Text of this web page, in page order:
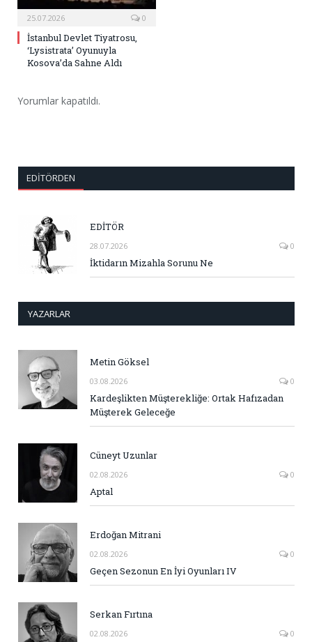
25.07.2026 0
İstanbul Devlet Tiyatrosu,
‘Lysistrata’ Oyunuyla
Kosova’da Sahne Aldı
Yorumlar kapatıldı.
EDITÖRDEN
EDİTÖR
28.07.2026 0
İktidarın Mizahla Sorunu Ne
YAZARLAR
Metin Göksel
03.08.2026 0
Kardeşlikten Müşterekliğe: Ortak Hafızadan
Müşterek Geleceğe
Cüneyt Uzunlar
02.08.2026 0
Aptal
Erdoğan Mitrani
02.08.2026 0
Geçen Sezonun En İyi Oyunları IV
Serkan Fırtına
02.08.2026 0